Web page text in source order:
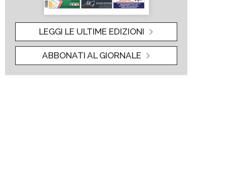
LEGGI LE ULTIME EDIZIONI
ABBONATI AL GIORNALE